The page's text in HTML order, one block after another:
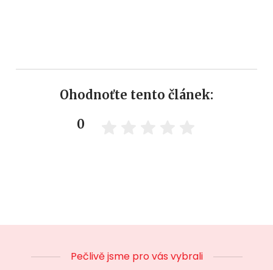
Ohodnoťte tento článek:
0
Pečlivě jsme pro vás vybrali